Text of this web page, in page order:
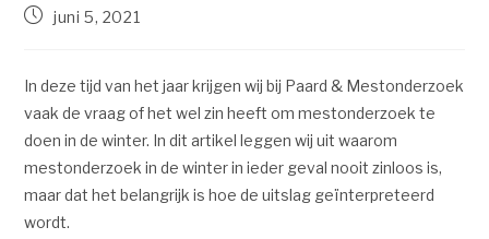
juni 5, 2021
In deze tijd van het jaar krijgen wij bij Paard & Mestonderzoek
vaak de vraag of het wel zin heeft om mestonderzoek te
doen in de winter. In dit artikel leggen wij uit waarom
mestonderzoek in de winter in ieder geval nooit zinloos is,
maar dat het belangrijk is hoe de uitslag geïnterpreteerd
wordt.